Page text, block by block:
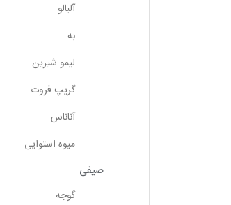
آلبالو
به
لیمو شیرین
گریپ فروت
آناناس
میوه استوایی
صیفی
گوجه